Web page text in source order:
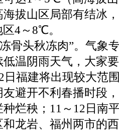
拔山区局部有结冰
4～8℃。
骨头秋冻肉”。气象
低温阴雨天气，大家
日福建将出现较大范
避开不利春播时段
烂秧；11～12日南
龙岩、福州两市的